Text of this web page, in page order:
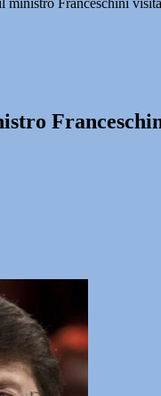
ministro Franceschini